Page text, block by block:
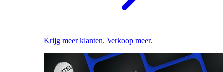
Krijg meer klanten. Verkoop meer.